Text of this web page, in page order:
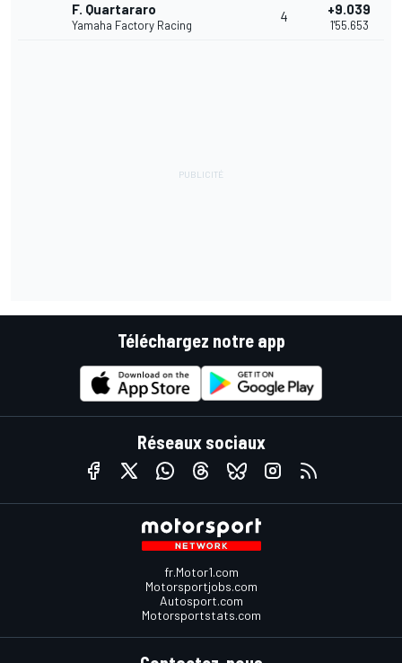
F. Quartararo
Yamaha Factory Racing
4 +9.039
1'55.653
Téléchargez notre app
Réseaux sociaux
fr.Motor1.com
Motorsportjobs.com
Autosport.com
Motorsportstats.com